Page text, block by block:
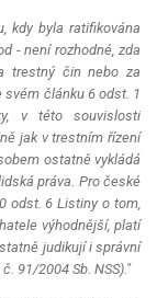
kdy byla ratifikována
- není rozhodné, zda
trestný čin nebo za
svém článku 6 odst. 1
v této souvislosti
jak v trestním řízení
ostatně vykládá
práva. Pro české
odst. 6 Listiny o tom,
výhodnější, platí
judikují i správní
91/2004 Sb. NSS)."